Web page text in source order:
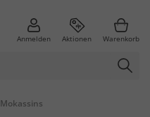
Anmelden Aktionen Warenkorb
Mokassins